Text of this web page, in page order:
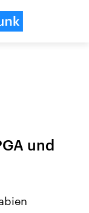
und